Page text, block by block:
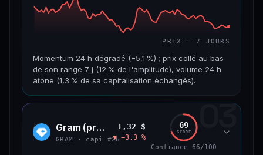
PRIX — 7 JOURS
Momentum 24 h dégradé (−5,1 %) ; prix collé au bas
de son range 7 j (12 % de l'amplitude), volume 24 h
atone (1,3 % de sa capitalisation échangés).
CAP. MARCHÉ VOLUME 24 H
VAR. 7 J VAR. 30 J
−42,0 %
03
GRAM Gram (prev. Toncoin)
GRAM · capi #26
1,32 $
▼ −3,3 %
69
SCORE
Confiance 66/100